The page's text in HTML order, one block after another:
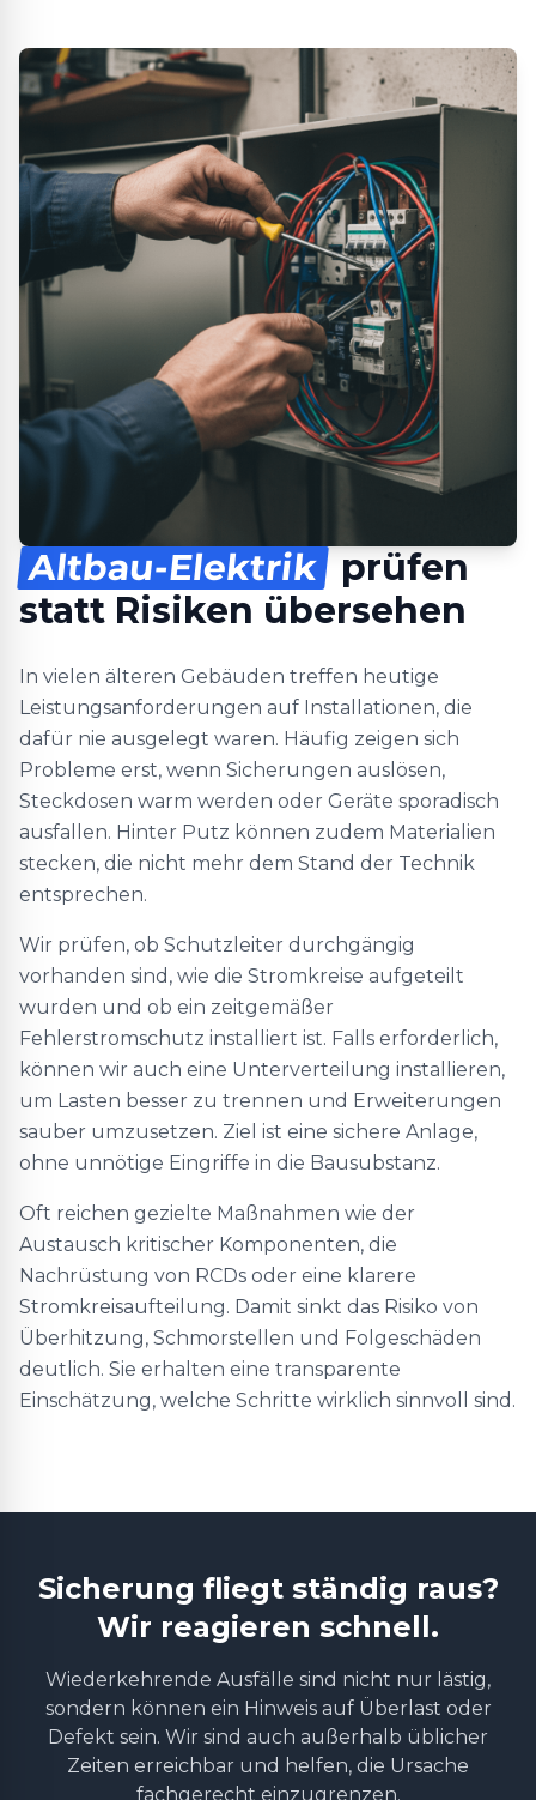
Altbau-Elektrik prüfen
statt Risiken übersehen
In vielen älteren Gebäuden treffen heutige
Leistungsanforderungen auf Installationen, die
dafür nie ausgelegt waren. Häufig zeigen sich
Probleme erst, wenn Sicherungen auslösen,
Steckdosen warm werden oder Geräte sporadisch
ausfallen. Hinter Putz können zudem Materialien
stecken, die nicht mehr dem Stand der Technik
entsprechen.
Wir prüfen, ob Schutzleiter durchgängig
vorhanden sind, wie die Stromkreise aufgeteilt
wurden und ob ein zeitgemäßer
Fehlerstromschutz installiert ist. Falls erforderlich,
können wir auch eine Unterverteilung installieren,
um Lasten besser zu trennen und Erweiterungen
sauber umzusetzen. Ziel ist eine sichere Anlage,
ohne unnötige Eingriffe in die Bausubstanz.
Oft reichen gezielte Maßnahmen wie der
Austausch kritischer Komponenten, die
Nachrüstung von RCDs oder eine klarere
Stromkreisaufteilung. Damit sinkt das Risiko von
Überhitzung, Schmorstellen und Folgeschäden
deutlich. Sie erhalten eine transparente
Einschätzung, welche Schritte wirklich sinnvoll sind.
Sicherung fliegt ständig raus?
Wir reagieren schnell.
Wiederkehrende Ausfälle sind nicht nur lästig,
sondern können ein Hinweis auf Überlast oder
Defekt sein. Wir sind auch außerhalb üblicher
Zeiten erreichbar und helfen, die Ursache
fachgerecht einzugrenzen.